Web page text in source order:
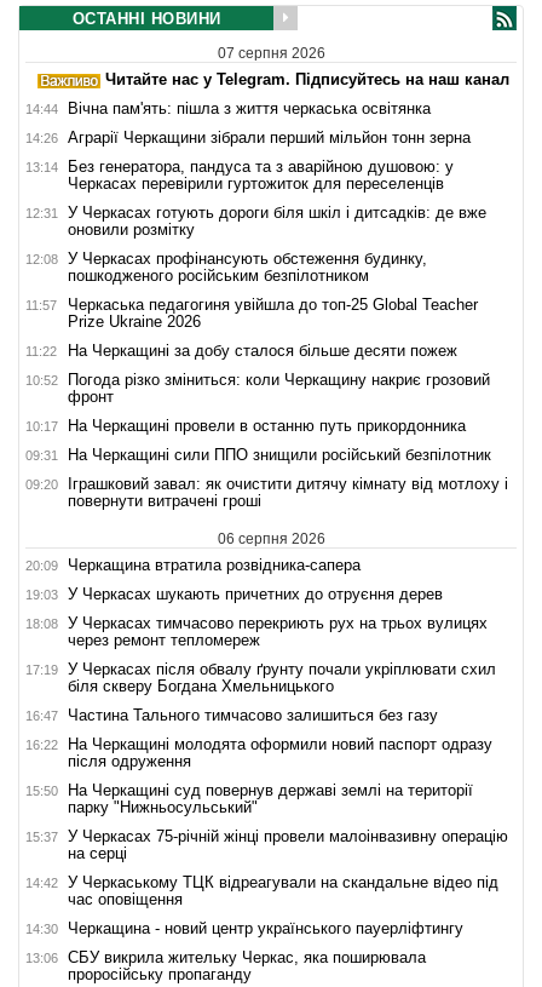
ОСТАННІ НОВИНИ
07 серпня 2026
Читайте нас у Telegram. Підписуйтесь на наш канал
14:44 Вічна пам'ять: пішла з життя черкаська освітянка
14:26 Аграрії Черкащини зібрали перший мільйон тонн зерна
13:14
Без генератора, пандуса та з аварійною душовою: у
Черкасах перевірили гуртожиток для переселенців
12:31
У Черкасах готують дороги біля шкіл і дитсадків: де вже
оновили розмітку
12:08
У Черкасах профінансують обстеження будинку,
пошкодженого російським безпілотником
11:57
Черкаська педагогиня увійшла до топ-25 Global Teacher
Prize Ukraine 2026
11:22 На Черкащині за добу сталося більше десяти пожеж
10:52
Погода різко зміниться: коли Черкащину накриє грозовий
фронт
10:17 На Черкащині провели в останню путь прикордонника
09:31 На Черкащині сили ППО знищили російський безпілотник
09:20
Іграшковий завал: як очистити дитячу кімнату від мотлоху і
повернути витрачені гроші
06 серпня 2026
20:09 Черкащина втратила розвідника-сапера
19:03 У Черкасах шукають причетних до отруєння дерев
18:08
У Черкасах тимчасово перекриють рух на трьох вулицях
через ремонт тепломереж
17:19
У Черкасах після обвалу ґрунту почали укріплювати схил
біля скверу Богдана Хмельницького
16:47 Частина Тального тимчасово залишиться без газу
16:22
На Черкащині молодята оформили новий паспорт одразу
після одруження
15:50
На Черкащині суд повернув державі землі на території
парку "Нижньосульський"
15:37
У Черкасах 75-річній жінці провели малоінвазивну операцію
на серці
14:42
У Черкаському ТЦК відреагували на скандальне відео під
час оповіщення
14:30 Черкащина - новий центр українського пауерліфтингу
13:06
СБУ викрила жительку Черкас, яка поширювала
проросійську пропаганду